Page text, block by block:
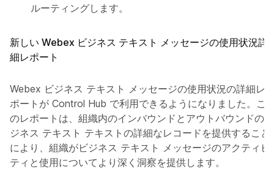
ルーティングします。
新しい Webex ビジネス テキスト メッセージの使用状況詳
細レポート
Webex ビジネス テキスト メッセージの使用状況の詳細レ
ポートが Control Hub で利用できるようになりました。こ
のレポートは、組織内のインバウンドとアウトバウンドのビ
ジネス テキスト テキストの詳細なレコードを提供すること
により、組織がビジネス テキスト メッセージのアクティビ
ティと使用についてより深く洞察を提供します。